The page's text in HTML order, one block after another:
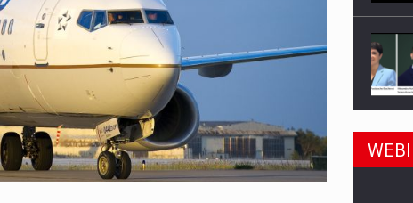
WHOLESALER IN ROMANIA
RO concept OSCAR – peste 500 de participanti
a Pall-Ex, liderul pietei de transport paletizat din Romania, preiau
FAMILIEI: RANGE ROVER GT